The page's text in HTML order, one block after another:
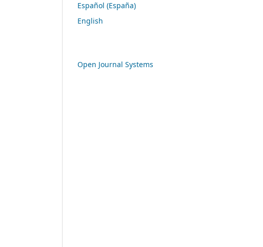
Español (España)
English
Open Journal Systems